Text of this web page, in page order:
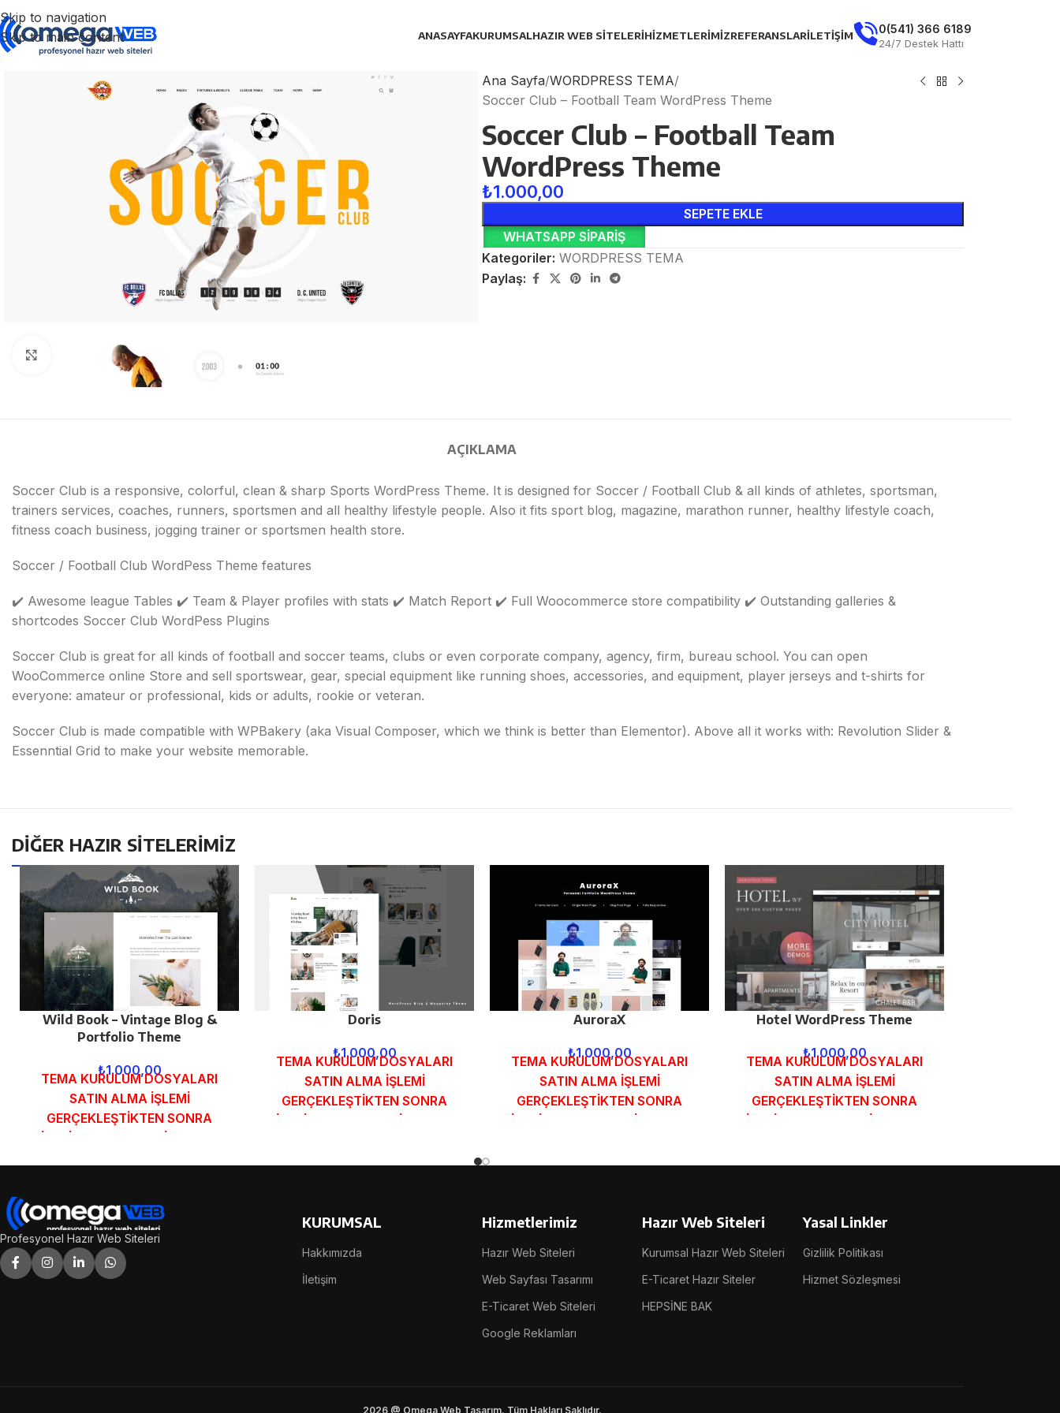
Skip to navigation
Skip to main content
ANASAYFAKURUMSALHAZIR WEB SITELERIHIZMETLERIMIZREFERANSLARİLETIŞIM 0(541) 366 6189
24/7 Destek Hattı
Click to enlarge
Ana Sayfa WORDPRESS TEMA
Soccer Club – Football Team WordPress Theme
Soccer Club – Football Team
WordPress Theme
₺1.000,00
SEPETE EKLE
WHATSAPP SIPARIŞ
Kategoriler: WORDPRESS TEMA
Paylaş:
AÇIKLAMA
Soccer Club is a responsive, colorful, clean & sharp Sports WordPress Theme. It is designed for Soccer / Football Club & all kinds of athletes, sportsman,
trainers services, coaches, runners, sportsmen and all healthy lifestyle people. Also it fits sport blog, magazine, marathon runner, healthy lifestyle coach,
fitness coach business, jogging trainer or sportsmen health store.
Soccer / Football Club WordPess Theme features
✔️ Awesome league Tables ✔️ Team & Player profiles with stats ✔️ Match Report ✔️ Full Woocommerce store compatibility ✔️ Outstanding galleries &
shortcodes Soccer Club WordPess Plugins
Soccer Club is great for all kinds of football and soccer teams, clubs or even corporate company, agency, firm, bureau school. You can open
WooCommerce online Store and sell sportswear, gear, special equipment like running shoes, accessories, and equipment, player jerseys and t-shirts for
everyone: amateur or professional, kids or adults, rookie or veteran.
Soccer Club is made compatible with WPBakery (aka Visual Composer, which we think is better than Elementor). Above all it works with: Revolution Slider &
Essenntial Grid to make your website memorable.
DİĞER HAZIR SİTELERİMİZ
Wild Book – Vintage Blog &
Portfolio Theme
₺1.000,00
TEMA KURULUM DOSYALARI
SATIN ALMA İŞLEMİ
GERÇEKLEŞTİKTEN SONRA
SİPARİŞ FORMUNDAKİ E-POSTA
Doris
₺1.000,00
TEMA KURULUM DOSYALARI
SATIN ALMA İŞLEMİ
GERÇEKLEŞTİKTEN SONRA
SİPARİŞ FORMUNDAKİ E-POSTA
AuroraX
₺1.000,00
TEMA KURULUM DOSYALARI
SATIN ALMA İŞLEMİ
GERÇEKLEŞTİKTEN SONRA
SİPARİŞ FORMUNDAKİ E-POSTA
Hotel WordPress Theme
₺1.000,00
TEMA KURULUM DOSYALARI
SATIN ALMA İŞLEMİ
GERÇEKLEŞTİKTEN SONRA
SİPARİŞ FORMUNDAKİ E-POSTA
Profesyonel Hazır Web Siteleri
KURUMSAL
Hakkımızda
İletişim
Hizmetlerimiz
Hazır Web Siteleri
Web Sayfası Tasarımı
E-Ticaret Web Siteleri
Google Reklamları
Hazır Web Siteleri
Kurumsal Hazır Web Siteleri
E-Ticaret Hazır Siteler
HEPSİNE BAK
Yasal Linkler
Gizlilik Politikası
Hizmet Sözleşmesi
2026 @ Omega Web Tasarım. Tüm Hakları Saklıdır.